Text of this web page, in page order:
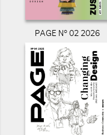
PAGE N° 02 2026